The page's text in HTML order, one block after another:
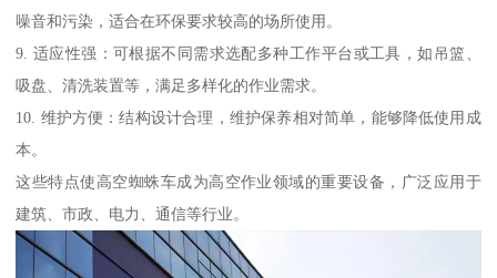
噪音和污染，适合在环保要求较高的场所使用。
9. 适应性强：可根据不同需求选配多种工作平台或工具，如吊篮、
吸盘、清洗装置等，满足多样化的作业需求。
10. 维护方便：结构设计合理，维护保养相对简单，能够降低使用成
本。
这些特点使高空蜘蛛车成为高空作业领域的重要设备，广泛应用于
建筑、市政、电力、通信等行业。